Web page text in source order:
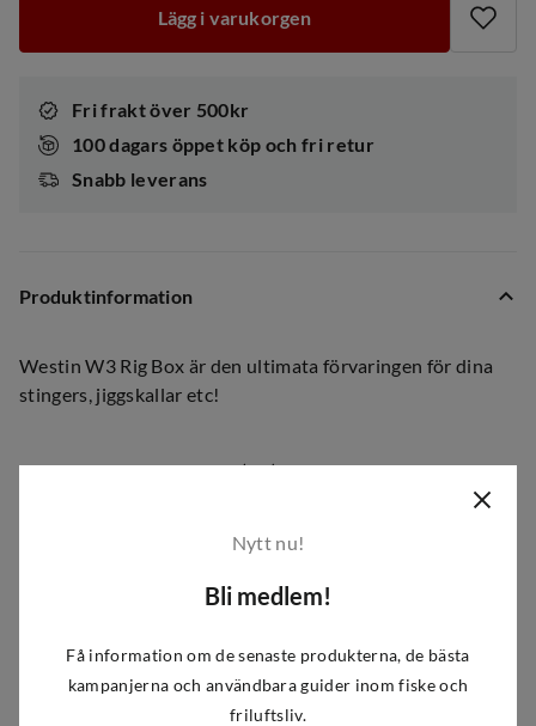
Lägg i varukorgen
Fri frakt över 500kr
100 dagars öppet köp och fri retur
Snabb leverans
Produktinformation
Westin W3 Rig Box är den ultimata förvaringen för dina
stingers, jiggskallar etc!
100% Polypropylene (PP)
Genomskinligt lock för enkel överblick
A461462|P455-3446
Egenskaper
Nytt nu!
Bli medlem!
Få information om de senaste produkterna, de bästa
kampanjerna och användbara guider inom fiske och
friluftsliv.